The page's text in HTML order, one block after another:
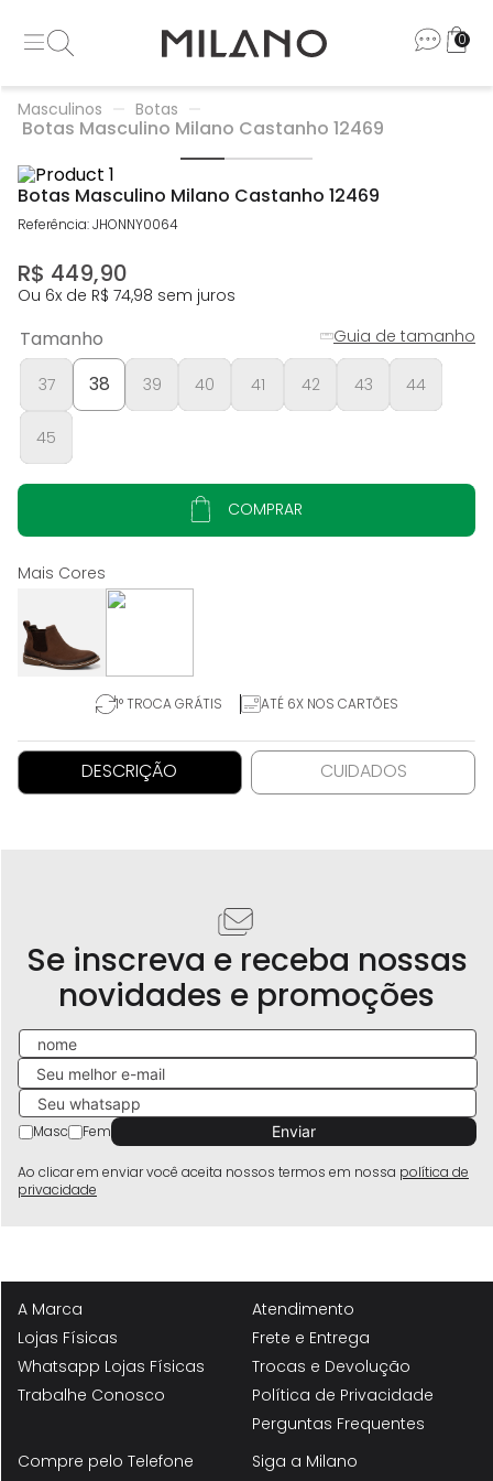
0
Masculinos Botas
Botas Masculino Milano Castanho 12469
Botas Masculino Milano Castanho 12469
Referência:JHONNY0064
R$ 449,90
Ou 6x de R$ 74,98 sem juros
Tamanho
37 38 39 40 41 42 43 44
45
Guia de tamanho
COMPRAR
1° TROCA GRÁTIS ATÉ 6X NOS CARTÕES
DESCRIÇÃO CUIDADOS
Se inscreva e receba nossas
novidades e promoções
Masc Fem
Ao clicar em enviar você aceita nossos termos em nossa política de
privacidade
A Marca
Lojas Físicas
Whatsapp Lojas Físicas
Trabalhe Conosco
Atendimento
Frete e Entrega
Trocas e Devolução
Política de Privacidade
Perguntas Frequentes
Compre pelo Telefone
Siga a Milano